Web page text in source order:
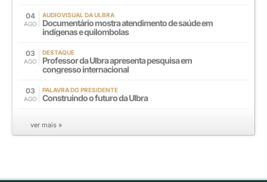
04
AGO
AUDIOVISUAL DA ULBRA
Documentário mostra atendimento de saúde em
indígenas e quilombolas
03
AGO
DESTAQUE
Professor da Ulbra apresenta pesquisa em
congresso internacional
03
AGO
PALAVRA DO PRESIDENTE
Construindo o futuro da Ulbra
ver mais »